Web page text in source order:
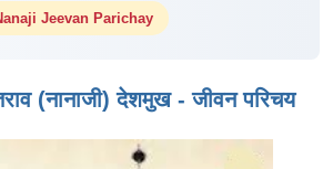
Jeevan Parichay
(नानाजी) देशमुख - जीवन परिचय